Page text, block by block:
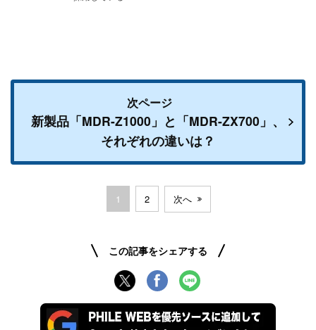
次ページ
新製品「MDR-Z1000」と「MDR-ZX700」、
それぞれの違いは？
1 2 次へ
この記事をシェアする